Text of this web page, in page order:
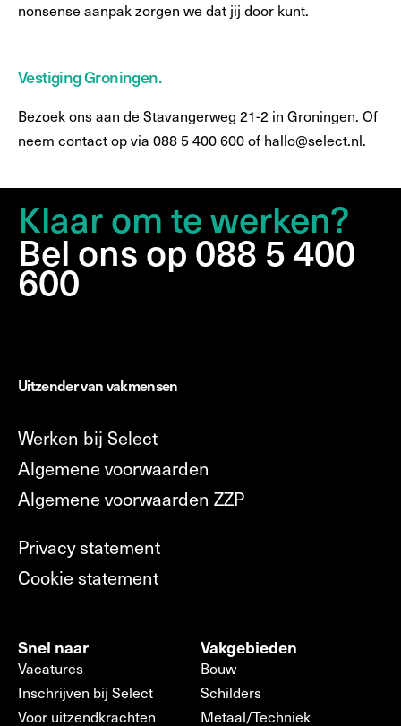
nonsense aanpak zorgen we dat jij door kunt.
Vestiging Groningen.
Bezoek ons aan de Stavangerweg 21-2 in Groningen. Of
neem contact op via 088 5 400 600 of hallo@select.nl.
Klaar om te werken?
Bel ons op 088 5 400
600
Uitzender van vakmensen
Werken bij Select
Algemene voorwaarden
Algemene voorwaarden ZZP
Privacy statement
Cookie statement
Snel naar
Vacatures
Inschrijven bij Select
Voor uitzendkrachten
Vakgebieden
Bouw
Schilders
Metaal/Techniek